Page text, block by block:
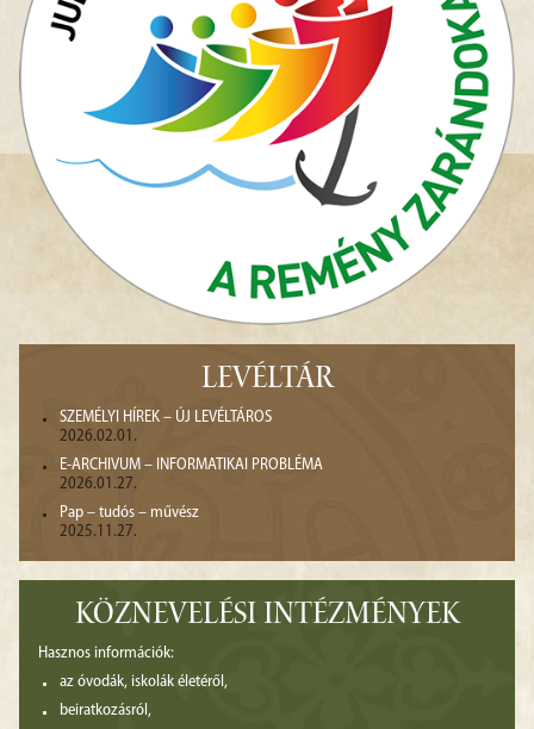
LEVÉLTÁR
SZEMÉLYI HÍREK – ÚJ LEVÉLTÁROS
2026.02.01.
E-ARCHIVUM – INFORMATIKAI PROBLÉMA
2026.01.27.
Pap – tudós – művész
2025.11.27.
KÖZNEVELÉSI INTÉZMÉNYEK
Hasznos információk:
az óvodák, iskolák életéről,
beiratkozásról,